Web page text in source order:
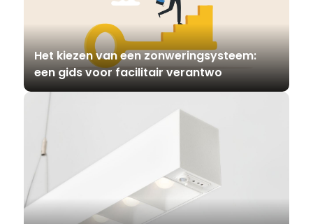
Het kiezen van een zonweringsysteem:
een gids voor facilitair verantwo